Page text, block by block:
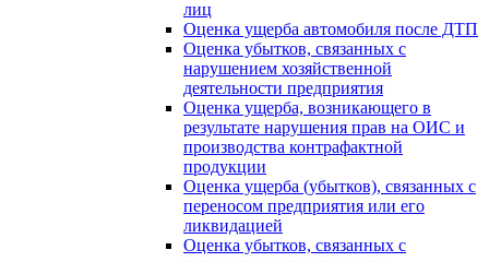
лиц
Оценка ущерба автомобиля после ДТП
Оценка убытков, связанных с
нарушением хозяйственной
деятельности предприятия
Оценка ущерба, возникающего в
результате нарушения прав на ОИС и
производства контрафактной
продукции
Оценка ущерба (убытков), связанных с
переносом предприятия или его
ликвидацией
Оценка убытков, связанных с